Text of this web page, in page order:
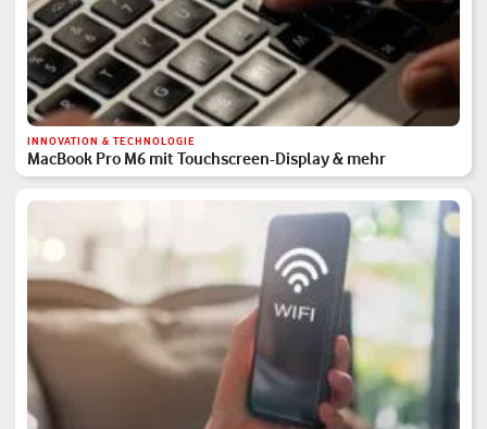
INNOVATION & TECHNOLOGIE
MacBook Pro M6 mit Touchscreen-Display & mehr